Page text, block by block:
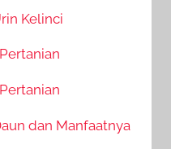
Kelinci
dan Manfaatnya